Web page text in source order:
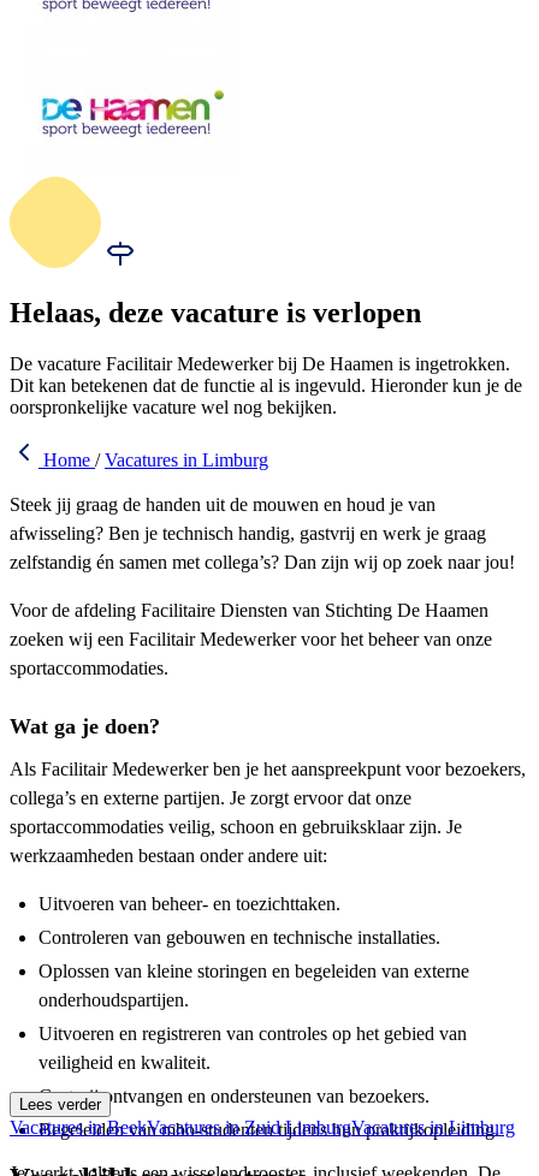
Helaas, deze vacature is verlopen
De vacature Facilitair Medewerker bij De Haamen is ingetrokken.
Dit kan betekenen dat de functie al is ingevuld. Hieronder kun je de
oorspronkelijke vacature wel nog bekijken.
Home / Vacatures in Limburg
Steek jij graag de handen uit de mouwen en houd je van
afwisseling? Ben je technisch handig, gastvrij en werk je graag
zelfstandig én samen met collega’s? Dan zijn wij op zoek naar jou!
Voor de afdeling Facilitaire Diensten van Stichting De Haamen
zoeken wij een Facilitair Medewerker voor het beheer van onze
sportaccommodaties.
Wat ga je doen?
Als Facilitair Medewerker ben je het aanspreekpunt voor bezoekers,
collega’s en externe partijen. Je zorgt ervoor dat onze
sportaccommodaties veilig, schoon en gebruiksklaar zijn. Je
werkzaamheden bestaan onder andere uit:
Uitvoeren van beheer- en toezichttaken.
Controleren van gebouwen en technische installaties.
Oplossen van kleine storingen en begeleiden van externe
onderhoudspartijen.
Uitvoeren en registreren van controles op het gebied van
veiligheid en kwaliteit.
Gastvrij ontvangen en ondersteunen van bezoekers.
Begeleiden van mbo-studenten tijdens hun praktijkopleiding.
Lees verder
Vacatures in BeekVacatures in Zuid LimburgVacatures in Limburg